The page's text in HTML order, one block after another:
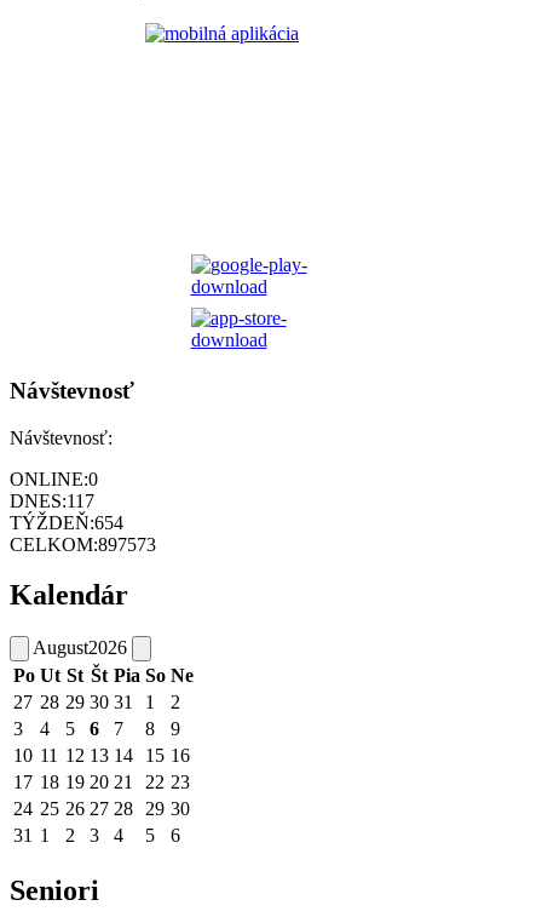
Návštevnosť
Návštevnosť:
ONLINE:0
DNES:117
TÝŽDEŇ:654
CELKOM:897573
Kalendár
August2026
Po Ut St Št Pia So Ne
27 28 29 30 31 1
2
3
4 5 6 7 8
9
10 11 12 13 14 15 16
17 18 19 20 21 22 23
24 25 26 27 28 29 30
31 1 2 3 4 5 6
Seniori